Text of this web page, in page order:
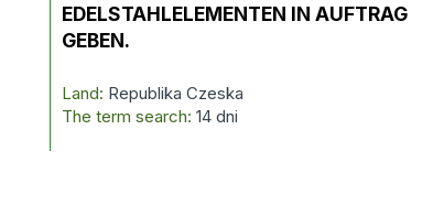
EDELSTAHLELEMENTEN IN AUFTRAG
GEBEN.
Land: Republika Czeska
The term search: 14 dni